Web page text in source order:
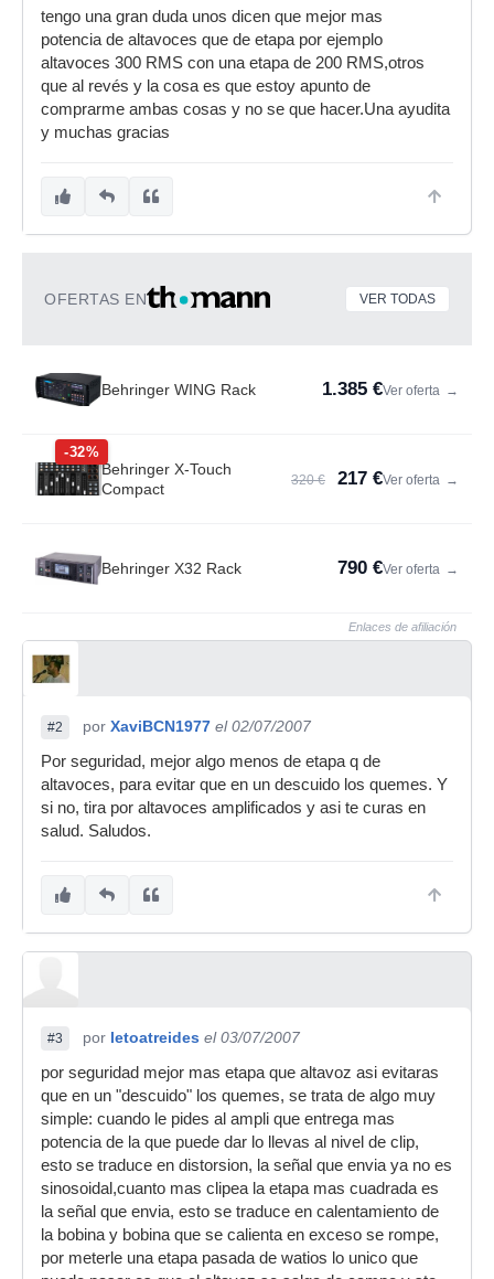
tengo una gran duda unos dicen que mejor mas
potencia de altavoces que de etapa por ejemplo
altavoces 300 RMS con una etapa de 200 RMS,otros
que al revés y la cosa es que estoy apunto de
comprarme ambas cosas y no se que hacer.Una ayudita
y muchas gracias
OFERTAS EN VER TODAS
Behringer WING Rack 1.385 €Ver oferta →
-32%
Behringer X-Touch
Compact
320 € 217 €Ver oferta →
Behringer X32 Rack 790 €Ver oferta →
Enlaces de afiliación
#2 por XaviBCN1977 el 02/07/2007
Por seguridad, mejor algo menos de etapa q de
altavoces, para evitar que en un descuido los quemes. Y
si no, tira por altavoces amplificados y asi te curas en
salud. Saludos.
#3 por letoatreides el 03/07/2007
por seguridad mejor mas etapa que altavoz asi evitaras
que en un "descuido" los quemes, se trata de algo muy
simple: cuando le pides al ampli que entrega mas
potencia de la que puede dar lo llevas al nivel de clip,
esto se traduce en distorsion, la señal que envia ya no es
sinosoidal,cuanto mas clipea la etapa mas cuadrada es
la señal que envia, esto se traduce en calentamiento de
la bobina y bobina que se calienta en exceso se rompe,
por meterle una etapa pasada de watios lo unico que